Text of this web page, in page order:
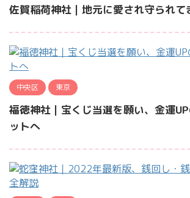
佐賀稲荷神社｜地元に愛され守られて
中央区 東京
福徳神社｜宝くじ当選を願い、金運
ットへ